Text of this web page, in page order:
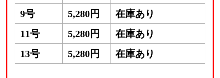
9号
5,280円
在庫あり
11号
5,280円
在庫あり
13号
5,280円 在庫あり